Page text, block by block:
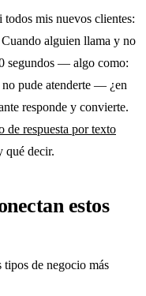
mis nuevos clientes:
alguien llama y no
segundos — algo como:
pude atenderte — ¿en
responde y convierte.
de respuesta por texto
qué decir.
estos
de negocio más